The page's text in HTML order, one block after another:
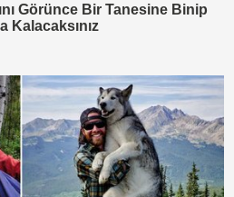
Görünce Bir Tanesine Binip
Kalacaksınız